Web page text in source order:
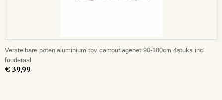
Verstelbare poten aluminium tbv camouflagenet 90-180cm 4stuks incl
fouderaal
€ 39,99